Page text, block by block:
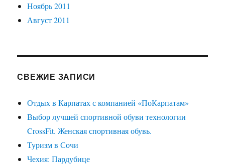
Ноябрь 2011
Август 2011
СВЕЖИЕ ЗАПИСИ
Отдых в Карпатах с компанией «ПоКарпатам»
Выбор лучшей спортивной обуви технологии
CrossFit. Женская спортивная обувь.
Туризм в Сочи
Чехия: Пардубице